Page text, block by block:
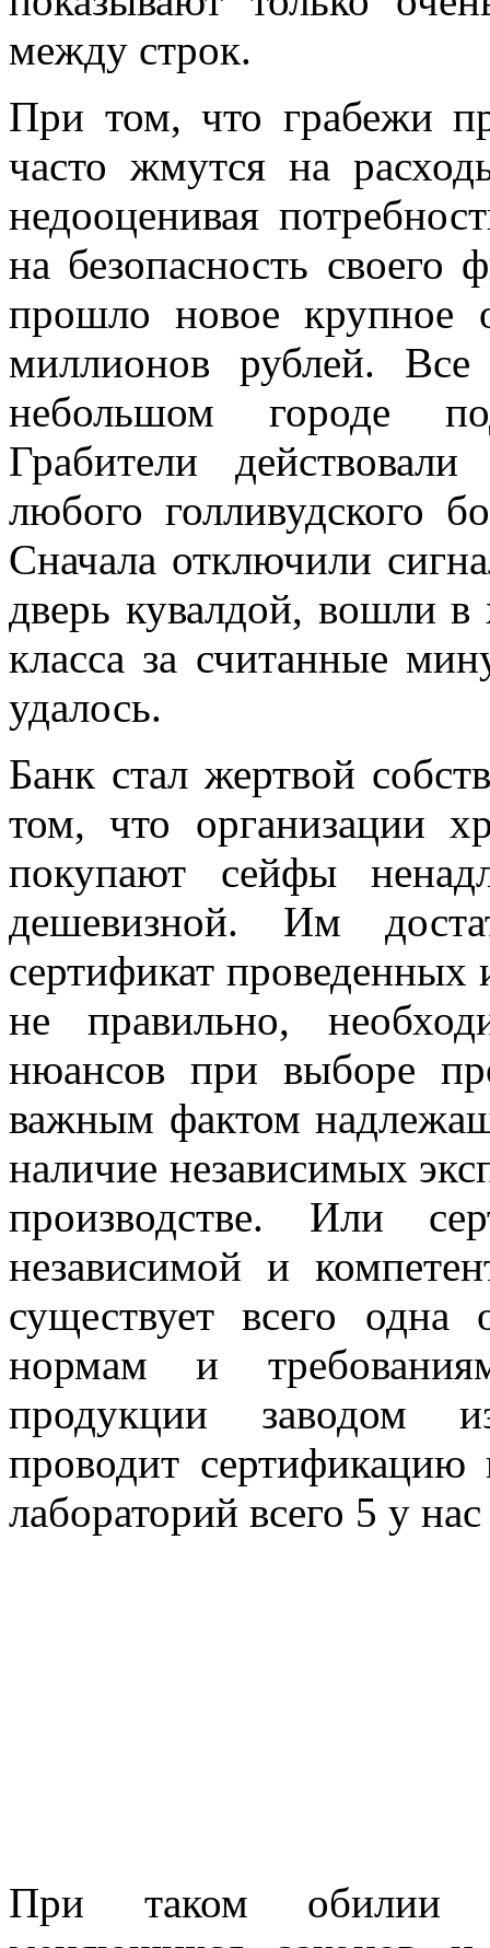
между строк.
При том, что грабежи
часто жмутся на
недооценивая
на безопасность
прошло новое крупное
миллионов рублей.
небольшом городе
Грабители
любого голливудского
Сначала отключили
дверь кувалдой, вошли
класса за считанные
удалось.
Банк стал жертвой
том, что организации
покупают сейфы
дешевизной. Им
сертификат
не правильно,
нюансов при выборе
важным фактом
наличие независимых
производстве. Или
независимой и
существует всего одна
нормам и
продукции заводом
проводит
лабораторий всего 5 у
При таком обилии